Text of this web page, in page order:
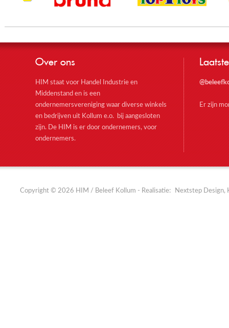
Over ons
HIM staat voor Handel Industrie en
Middenstand en is een
ondernemersvereniging waar diverse winkels
en bedrijven uit Kollum e.o. bij aangesloten
zijn. De HIM is er door ondernemers, voor
ondernemers.
Er zijn
Copyright © 2026 HIM / Beleef Kollum - Realisatie: Nextstep Design,